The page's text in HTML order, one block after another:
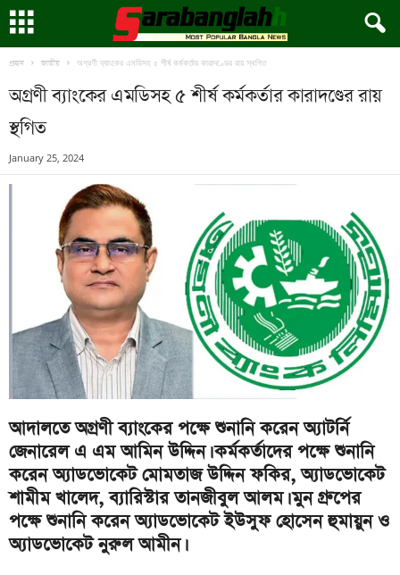
প্রচ্ছদ জাতীয় অগ্রণী ব্যাংকের এমডিসহ ৫ শীর্ষ কর্মকর্তার কারাদণ্ডের রায় স্থগিত
অগ্রণী ব্যাংকের এমডিসহ ৫ শীর্ষ কর্মকর্তার কারাদণ্ডের রায়
স্থগিত
January 25, 2024
আদালতে অগ্রণী ব্যাংকের পক্ষে শুনানি করেন অ্যাটর্নি
জেনারেল এ এম আমিন উদ্দিন। কর্মকর্তাদের পক্ষে শুনানি
করেন অ্যাডভোকেট মোমতাজ উদ্দিন ফকির, অ্যাডভোকেট
শামীম খালেদ, ব্যারিস্টার তানজীবুল আলম। মুন গ্রুপের
পক্ষে শুনানি করেন অ্যাডভোকেট ইউসুফ হোসেন হুমায়ুন ও
অ্যাডভোকেট নুরুল আমীন।